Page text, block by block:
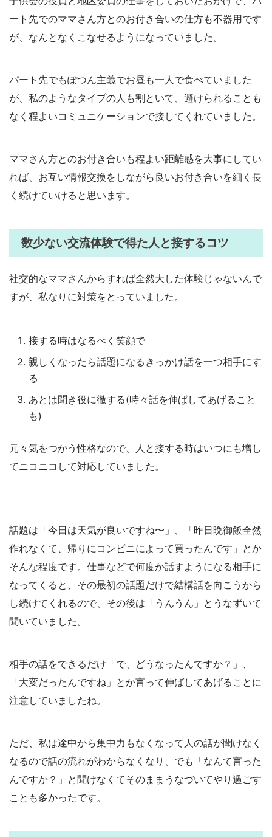
ート先でのママさん方とのお付き合いの仕方も不器用です
が、なんとなくこなせるようになっていました。
パート先でもぽつん主義でお昼も一人で食べていました
が、私のようなタイプの人も割といて、避けられることも
なく程よいコミュニケーションで接してくれていました。
ママさん方とのお付き合いも程よい距離感を大事にしてい
れば、お互い情報交換をしながら良いお付き合いを細く長
く続けていけると思います。
数少ない交流体験で得た人と接するコツ
社交的なママさんからすれば全然大した体験じゃないんで
すが、私なりに対策をとっていました。
接する時はなるべく笑顔で
親しくなったら話題になるきっかけ話を一つ相手にす
る
あとは聞き役に徹する(時々話を伸ばしてあげること
も)
元々気をつかう性格なので、人と接する時はいつにも増し
てニコニコして対応していました。
話題は「今日は天気が良いですね〜」、「昨日晩御飯全然
作れなくて、帰りにコンビニによって買ったんです」とか
そんな程度です。仕事などで何度か話すようになる相手に
なってくると、その最初の話題だけで結構話を向こうから
し続けてくれるので、その後は「うんうん」とうなずいて
聞いていました。
相手の話をできるだけ「で、どうなったんですか？」、
「大変だったんですね」とか言って伸ばしてあげることに
注意していましたね。
ただ、私は途中から集中力もなくなって人の話が聞けなく
なるので話の流れがわからなくなり、でも「なんて言った
んですか？」と聞けなくてそのままうなづいてやり過ごす
ことも多かったです。